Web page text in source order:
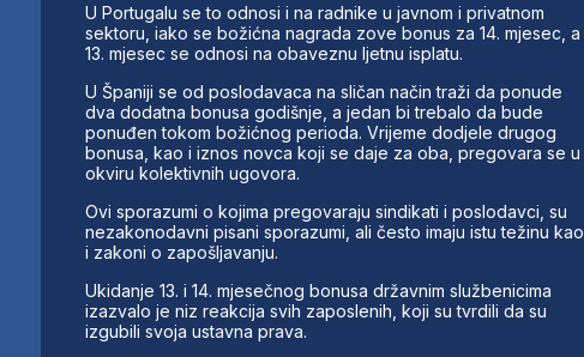
U Portugalu se to odnosi i na radnike u javnom i privatnom
sektoru, iako se božićna nagrada zove bonus za 14. mjesec, a
13. mjesec se odnosi na obaveznu ljetnu isplatu.
U Španiji se od poslodavaca na sličan način traži da ponude
dva dodatna bonusa godišnje, a jedan bi trebalo da bude
ponuđen tokom božićnog perioda. Vrijeme dodjele drugog
bonusa, kao i iznos novca koji se daje za oba, pregovara se u
okviru kolektivnih ugovora.
Ovi sporazumi o kojima pregovaraju sindikati i poslodavci, su
nezakonodavni pisani sporazumi, ali često imaju istu težinu kao
i zakoni o zapošljavanju.
Ukidanje 13. i 14. mjesečnog bonusa državnim službenicima
izazvalo je niz reakcija svih zaposlenih, koji su tvrdili da su
izgubili svoja ustavna prava.